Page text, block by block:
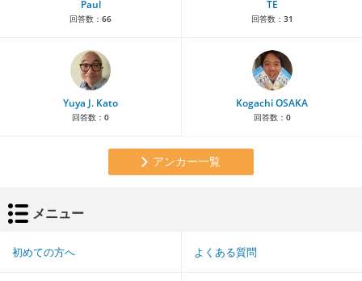
Paul
回答数： 66
TE
回答数： 31
Yuya J. Kato
回答数： 0
Kogachi OSAKA
回答数： 0
アンカー一覧
メニュー
初めての方へ よくある質問